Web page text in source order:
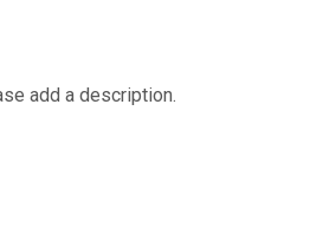
add a description.